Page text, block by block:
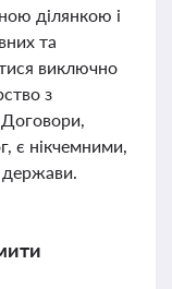
ділянкою і
та
виключно
з
Договори,
є нікчемними,
держави.